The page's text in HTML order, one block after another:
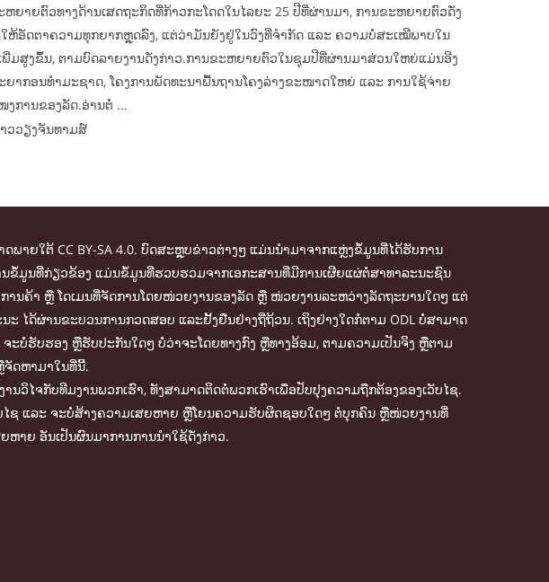
ຍາຍຕົວທາງດ້ານເສດຖະກິດທີ່ກ້າວກະໂດດໃນໄລຍະ 25 ປີທີ່ຜ່ານມາ, ການຂະຫຍາຍຕົວດັ່ງ
ໃຫ້ອັດຕາຄວາມທຸກຍາກຫຼຸດລົງ, ແຕ່ວ່າມັນຍັງຢູ່ໃນວົງທີ່ຈຳກັດ ແລະ ຄວາມບໍ່ສະເໝີພາບໃນ
ພີ່ມສູງຂຶ້ນ, ຕາມບົດລາຍງານດັ່ງກ່າວ.ການຂະຫຍາຍຕົວໃນຊຸມປີທີ່ຜ່ານມາສ່ວນໃຫຍ່ແມ່ນອີງ
ຍາກອນທຳມະຊາດ, ໂຄງການພັດທະນາພື້ນຖານໂຄງລ່າງຂະໜາດໃຫຍ່ ແລະ ການໃຊ້ຈ່າຍ
ງການຂອງລັດ.ອ່ານຕໍ່ ...
ວວຽງຈັນທາມສ໌
ພາຍໃຕ້ CC BY-SA 4.0. ບົດສະຫຼຸບຂ່າວຕ່າງໆ ແມ່ນນຳມາຈາກແຫຼ່ງຂໍ້ມູນທີ່ໄດ້ຮັບການ
ນຂໍ້ມູນທີ່ກ່ຽວຂ້ອງ ແມ່ນຂໍ້ມູນທີ່ຮວບຮວມຈາກເອກະສານທີ່ມີການເຜີຍແຜ່ຕໍ່ສາທາລະນະຊົນ
ານຄ້າ ຫຼື ໂດເມນທີ່ຈັດການໂດຍໜ່ວຍງານຂອງລັດ ຫຼື ໜ່ວຍງານລະຫວ່າງລັດຖະບານໃດໆ ແຕ່
ໄດ້ຜ່ານຂະບວນການກວດສອບ ແລະຢັ້ງຢືນຢ່າງຖີ່ຖ້ວນ. ເຖິງຢ່າງໃດກໍຕາມ ODL ບໍ່ສາມາດ
ບໍ່ຮັບຮອງ ຫຼືຮັບປະກັນໃດໆ ບໍ່ວ່າຈະໂດຍທາງກົງ ຫຼືທາງອ້ອມ, ຕາມຄວາມເປັນຈິງ ຫຼືຕາມ
ດຫາມາໃນທີ່ນີ້.
ຈກັບທີມງານພວກເຮົາ, ທັງສາມາດຕິດຕໍ່ພວກເຮົາເພື່ອປັບປຸງຄວາມຖືກຕ້ອງຂອງເວັບໄຊ.
ຊ ແລະ ຈະບໍ່ສ້າງຄວາມເສຍຫາຍ ຫຼືໂຍນຄວາມຮັບຜິດຊອບໃດໆ ຕໍ່ບຸກຄົນ ຫຼືໜ່ວຍງານທີ່
ຫາຍ ອັນເປັນຜົນມາການການນຳໃຊ້ດັ່ງກ່າວ.